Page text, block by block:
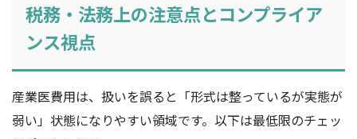
税務・法務上の注意点とコンプライア
ンス視点
産業医費用は、扱いを誤ると「形式は整っているが実態が
弱い」状態になりやすい領域です。以下は最低限のチェッ